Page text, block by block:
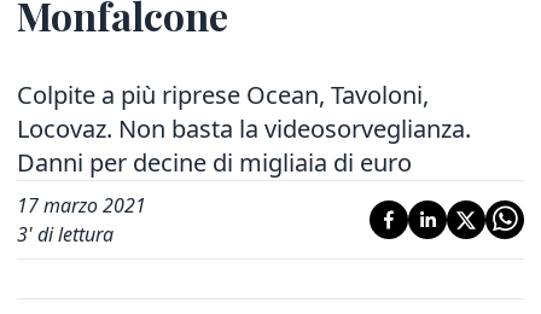
Monfalcone
Colpite a più riprese Ocean, Tavoloni,
Locovaz. Non basta la videosorveglianza.
Danni per decine di migliaia di euro
17 marzo 2021
3' di lettura